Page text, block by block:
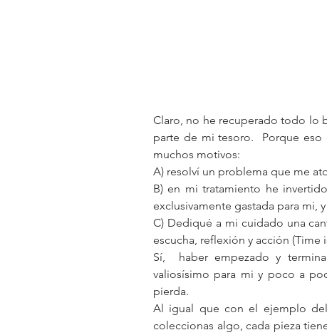
Claro, no he recuperado todo lo
parte de mi tesoro.  Porque
muchos motivos:
A) resolví un problema que me
B) en mi tratamiento he
exclusivamente gastada para mi, y
C) Dediqué a mi cuidado una
escucha, reflexión y acción (Time
Sí,  haber empezado y
valiosísimo para mi y poco a
pierda.
Al igual que con el ejemplo
coleccionas algo, cada pieza